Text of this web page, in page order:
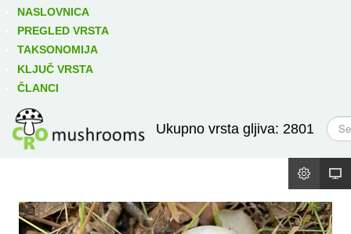
NASLOVNICA
PREGLED VRSTA
TAKSONOMIJA
KLJUČ VRSTA
ČLANCI
Ukupno vrsta gljiva: 2801
T
r
ž
Izravno podređene niže takse: